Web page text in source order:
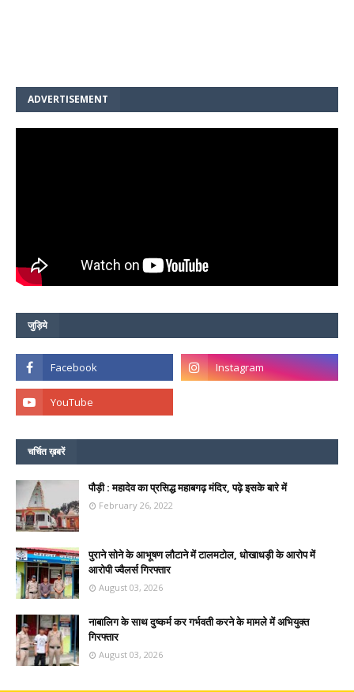
ADVERTISEMENT
जुड़िये
चर्चित ख़बरें
पौड़ी : महादेव का प्रसिद्ध महाबगढ़ मंदिर, पढ़े इसके बारे में
February 26, 2022
पुराने सोने के आभूषण लौटाने में टालमटोल, धोखाधड़ी के आरोप में
आरोपी ज्वैलर्स गिरफ्तार
August 03, 2026
नाबालिग के साथ दुष्कर्म कर गर्भवती करने के मामले में अभियुक्त
गिरफ्तार
August 03, 2026